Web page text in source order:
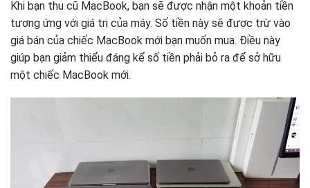
Khi bạn thu cũ MacBook, bạn sẽ được nhận một khoản tiền
tương ứng với giá trị của máy. Số tiền này sẽ được trừ vào
giá bán của chiếc MacBook mới bạn muốn mua. Điều này
giúp bạn giảm thiểu đáng kể số tiền phải bỏ ra để sở hữu
một chiếc MacBook mới.